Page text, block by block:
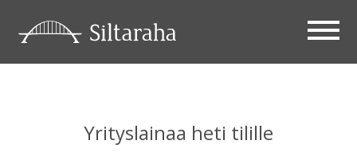
Yrityslainaa heti tilille